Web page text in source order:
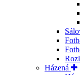
Házená